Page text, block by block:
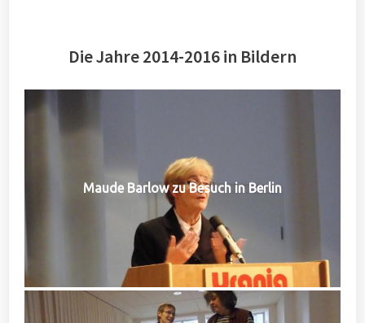
Die Jahre 2014-2016 in Bildern
Maude Barlow zu Besuch in Berlin